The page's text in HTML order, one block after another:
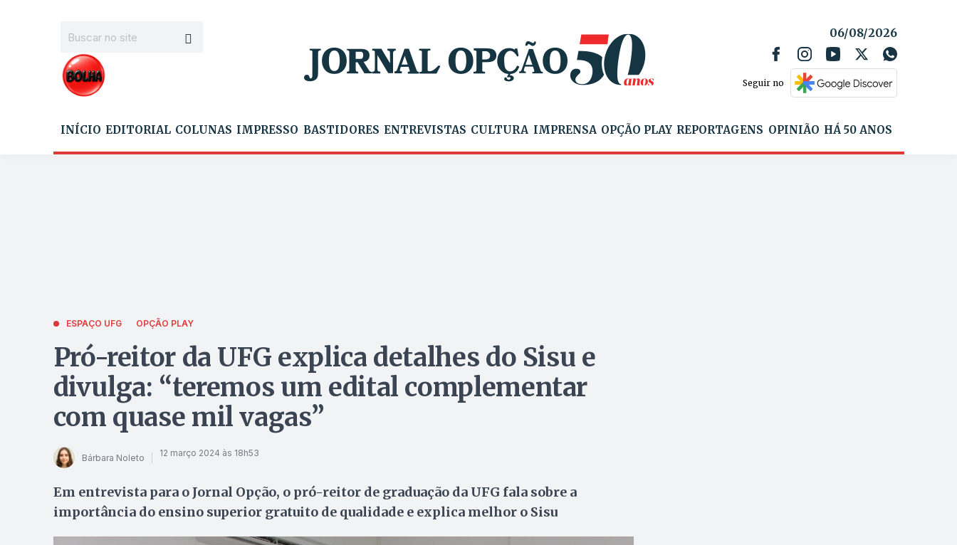
06/08/2026
Seguir no
INÍCIO EDITORIAL COLUNAS IMPRESSO BASTIDORES ENTREVISTAS CULTURA IMPRENSA OPÇÃO PLAY REPORTAGENS OPINIÃO HÁ 50 ANOS
ESPAÇO UFG OPÇÃO PLAY
Pró-reitor da UFG explica detalhes do Sisu e
divulga: “teremos um edital complementar
com quase mil vagas”
Bárbara Noleto 12 março 2024 às 18h53
Em entrevista para o Jornal Opção, o pró-reitor de graduação da UFG fala sobre a
importância do ensino superior gratuito de qualidade e explica melhor o Sisu